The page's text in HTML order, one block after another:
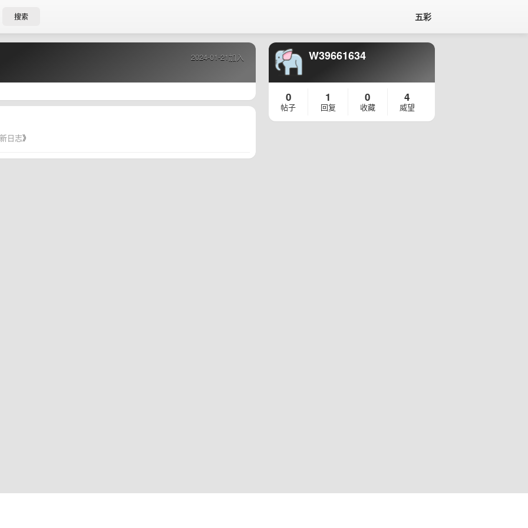
搜索 五彩
2024-01-21加入
日志》
W39661634
0
帖子
1
回复
0
收藏
4
威望